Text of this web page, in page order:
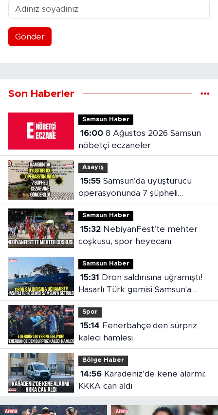
Gönder
Son Haberler
Samsun Haber
16:008 Ağustos 2026 Samsun
nöbetçi eczaneler
Asayiş
15:55Samsun’da uyuşturucu
operasyonunda 7 şüpheli
cezaevine gönderildi
Samsun Haber
15:32NebiyanFest’te mehter
coşkusu, spor heyecanı
Samsun Haber
15:31
Hasarlı Türk gemisi Samsun'a
getirildi
Spor
15:14
kaleci hamlesi
Bölge Haber
14:56Karadeniz’de kene alarmı:
KKKA can aldı